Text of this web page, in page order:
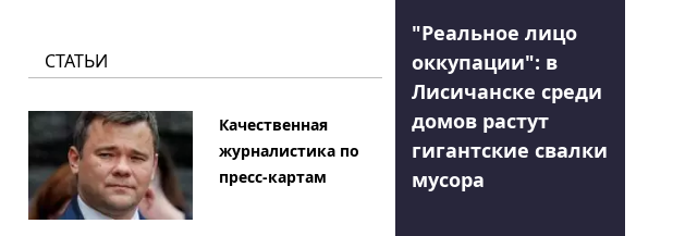
СТАТЬИ
Качественная
журналистика по
пресс-картам
"Реальное лицо
оккупации": в
Лисичанске среди
домов растут
гигантские свалки
мусора